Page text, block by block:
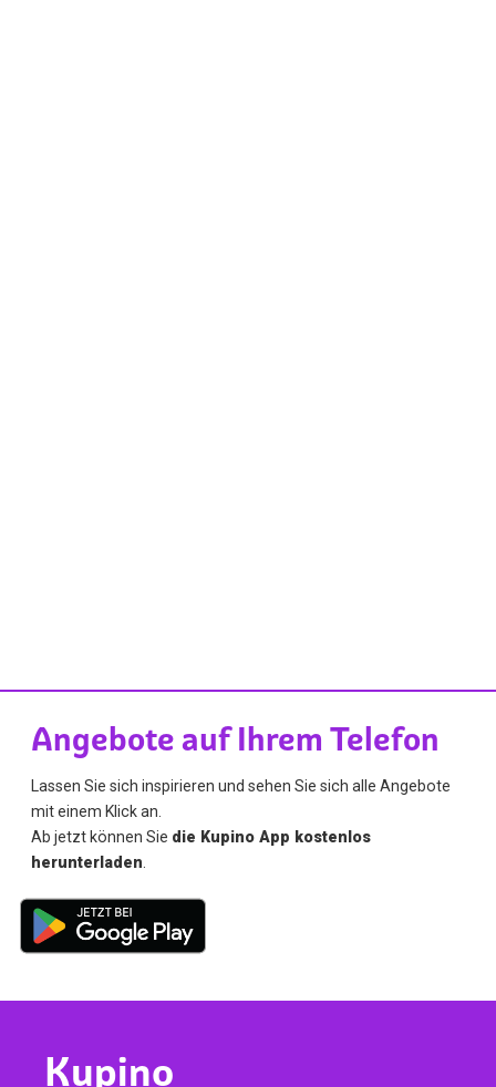
Angebote auf Ihrem Telefon
Lassen Sie sich inspirieren und sehen Sie sich alle Angebote
mit einem Klick an.
Ab jetzt können Sie die Kupino App kostenlos
herunterladen
Kupino